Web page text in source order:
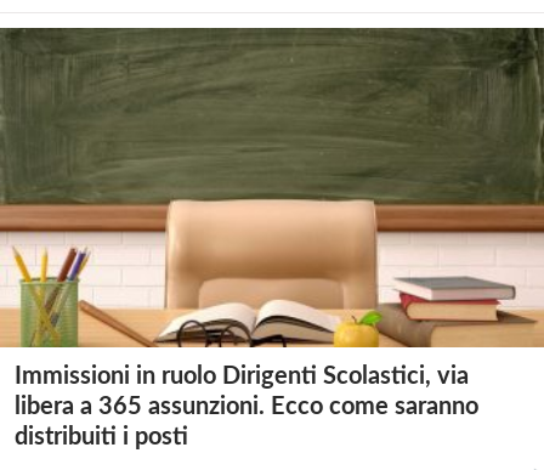
Immissioni in ruolo Dirigenti Scolastici, via
libera a 365 assunzioni. Ecco come saranno
distribuiti i posti